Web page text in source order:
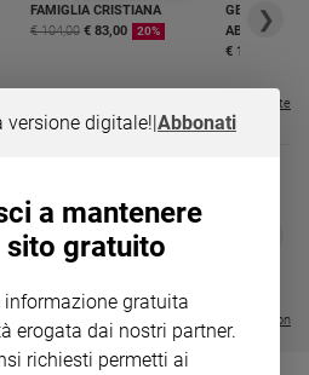
FAMIGLIA CRISTIANA
€ 104,00 € 83,00 20%
GBABY
€ 16,99
❯
Visualizza tutte le riviste
DIARIO G 2026-27
€ 8,90
- € 8,90
Visualizza tutte le collection
versione digitale!|Abbonati
a mantenere
sito gratuito
gratuita
erogata dai nostri partner.
richiesti permetti ai